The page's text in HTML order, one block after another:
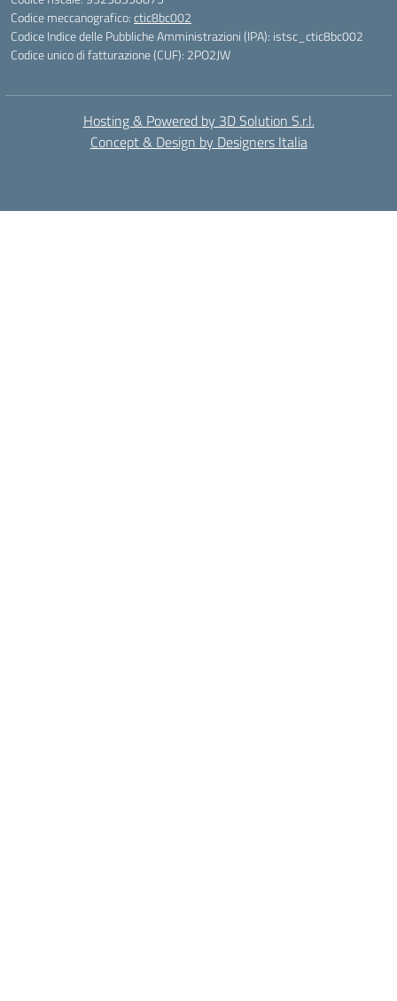
Codice meccanografico:ctic8bc002
Codice Indice delle Pubbliche Amministrazioni (IPA): istsc_ctic8bc002
Codice unico di fatturazione (CUF): 2PO2JW
Hosting & Powered by 3D Solution S.r.l.
Concept & Design by Designers Italia